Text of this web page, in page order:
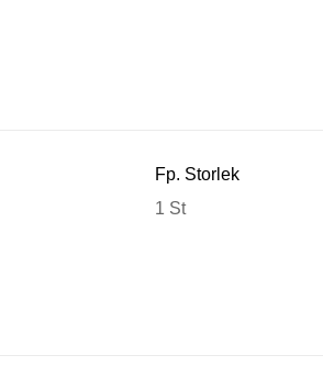
Fp. Storlek
1 St